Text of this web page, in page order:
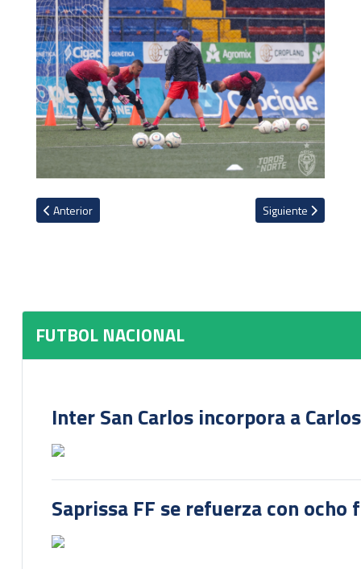
Artículo anterior: VIDEO: Herediano da a conocer el nuevo
Anterior Artículo siguiente:
Siguiente
FUTBOL NACIONAL
Inter San Carlos incorpora a
Saprissa FF se refuerza con